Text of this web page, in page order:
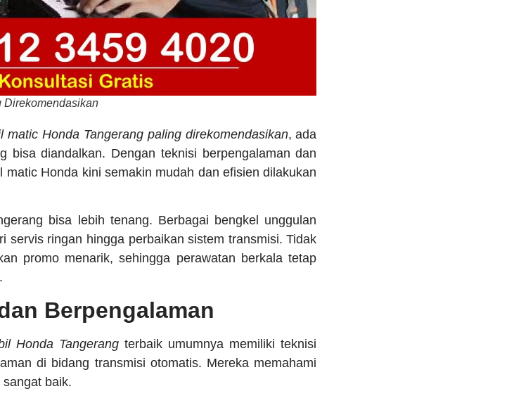
Direkomendasikan
matic Honda Tangerang paling direkomendasikan, ada
bisa diandalkan. Dengan teknisi berpengalaman dan
Honda kini semakin mudah dan efisien dilakukan
bisa lebih tenang. Berbagai bengkel unggulan
servis ringan hingga perbaikan sistem transmisi. Tidak
promo menarik, sehingga perawatan berkala tetap
Berpengalaman
Honda Tangerang terbaik umumnya memiliki teknisi
di bidang transmisi otomatis. Mereka memahami
baik.